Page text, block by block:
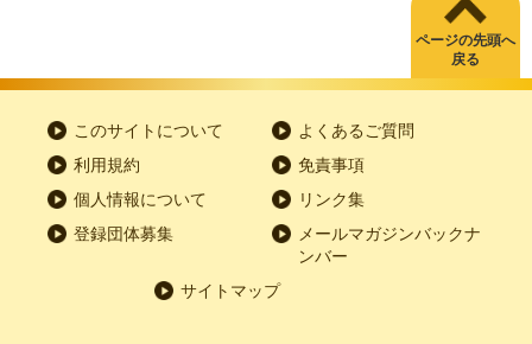
ページの先頭へ
戻る
このサイトについて
よくあるご質問
利用規約
免責事項
個人情報について
リンク集
登録団体募集
メールマガジンバックナ
ンバー
サイトマップ